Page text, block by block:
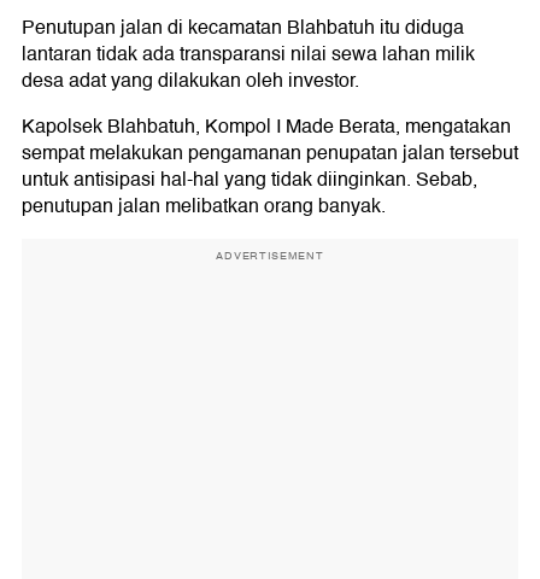
Penutupan jalan di kecamatan Blahbatuh itu diduga
lantaran tidak ada transparansi nilai sewa lahan milik
desa adat yang dilakukan oleh investor.
Kapolsek Blahbatuh, Kompol I Made Berata, mengatakan
sempat melakukan pengamanan penupatan jalan tersebut
untuk antisipasi hal-hal yang tidak diinginkan. Sebab,
penutupan jalan melibatkan orang banyak.
ADVERTISEMENT